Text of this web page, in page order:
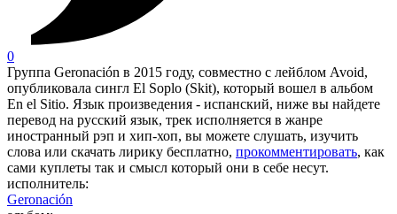
0
Группа Geronación в 2015 году, совместно с лейблом Avoid,
опубликовала сингл El Soplo (Skit), который вошел в альбом
En el Sitio. Язык произведения - испанский, ниже вы найдете
перевод на русский язык, трек исполняется в жанре
иностранный рэп и хип-хоп, вы можете слушать, изучить
слова или скачать лирику бесплатно, прокомментировать, как
сами куплеты так и смысл который они в себе несут.
исполнитель:
Geronación